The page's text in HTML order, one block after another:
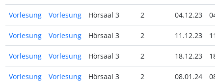
Vorlesung Vorlesung Hörsaal 3 2 04.12.23
Vorlesung Vorlesung Hörsaal 3 2 11.12.23
Vorlesung Vorlesung Hörsaal 3 2 18.12.23
Vorlesung Vorlesung Hörsaal 3 2 08.01.24